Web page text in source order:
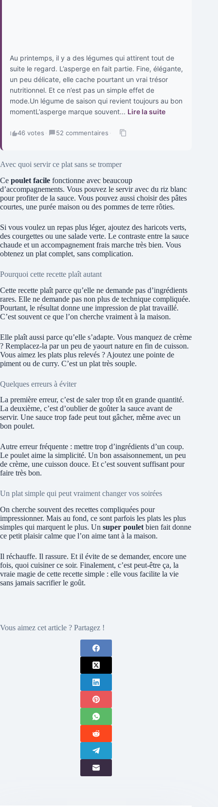
Au printemps, il y a des légumes qui attirent tout de
suite le regard. L’asperge en fait partie. Fine, élégante,
un peu délicate, elle cache pourtant un vrai trésor
nutritionnel. Et ce n’est pas un simple effet de
mode.Un légume de saison qui revient toujours au bon
momentL’asperge marque souvent... Lire la suite
46 votes · 52 commentaires ·
Avec quoi servir ce plat sans se tromper
Ce poulet facile fonctionne avec beaucoup
d’accompagnements. Vous pouvez le servir avec du riz blanc
pour profiter de la sauce. Vous pouvez aussi choisir des pâtes
courtes, une purée maison ou des pommes de terre rôties.
Si vous voulez un repas plus léger, ajoutez des haricots verts,
des courgettes ou une salade verte. Le contraste entre la sauce
chaude et un accompagnement frais marche très bien. Vous
obtenez un plat complet, sans complication.
Pourquoi cette recette plaît autant
Cette recette plaît parce qu’elle ne demande pas d’ingrédients
rares. Elle ne demande pas non plus de technique compliquée.
Pourtant, le résultat donne une impression de plat travaillé.
C’est souvent ce que l’on cherche vraiment à la maison.
Elle plaît aussi parce qu’elle s’adapte. Vous manquez de crème
? Remplacez-la par un peu de yaourt nature en fin de cuisson.
Vous aimez les plats plus relevés ? Ajoutez une pointe de
piment ou de curry. C’est un plat très souple.
Quelques erreurs à éviter
La première erreur, c’est de saler trop tôt en grande quantité.
La deuxième, c’est d’oublier de goûter la sauce avant de
servir. Une sauce trop fade peut tout gâcher, même avec un
bon poulet.
Autre erreur fréquente : mettre trop d’ingrédients d’un coup.
Le poulet aime la simplicité. Un bon assaisonnement, un peu
de crème, une cuisson douce. Et c’est souvent suffisant pour
faire très bon.
Un plat simple qui peut vraiment changer vos soirées
On cherche souvent des recettes compliquées pour
impressionner. Mais au fond, ce sont parfois les plats les plus
simples qui marquent le plus. Un super poulet bien fait donne
ce petit plaisir calme que l’on aime tant à la maison.
Il réchauffe. Il rassure. Et il évite de se demander, encore une
fois, quoi cuisiner ce soir. Finalement, c’est peut-être ça, la
vraie magie de cette recette simple : elle vous facilite la vie
sans jamais sacrifier le goût.
Vous aimez cet article ? Partagez !